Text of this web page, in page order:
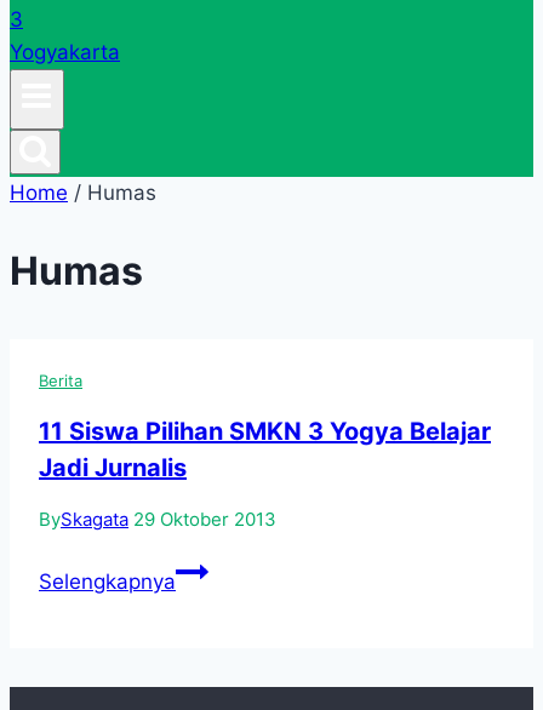
Home / Humas
Humas
Berita
11 Siswa Pilihan SMKN 3 Yogya Belajar
Jadi Jurnalis
BySkagata 29 Oktober 2013
Selengkapnya11